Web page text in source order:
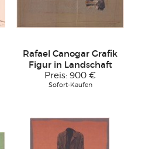
Rafael Canogar Grafik
Figur in Landschaft
Preis: 900 €
Sofort-Kaufen